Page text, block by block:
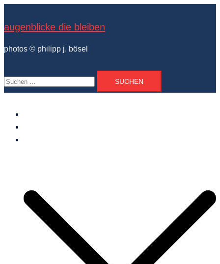
springen
augenblicke die bleiben
photos © philipp j. bösel
Suchen
nach: